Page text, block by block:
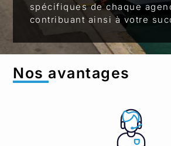
spécifiques de chaque
contribuant ainsi à votre
Nos avantages